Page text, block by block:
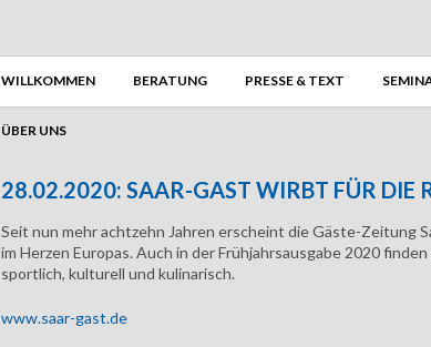
WILLKOMMEN BERATUNG PRESSE & TEXT
ÜBER UNS
28.02.2020: SAAR-GAST WIRBT FÜR DIE
Seit nun mehr achtzehn Jahren erscheint die Gäste-Zeitung
im Herzen Europas. Auch in der Frühjahrsausgabe 2020
sportlich, kulturell und kulinarisch.
www.saar-gast.de